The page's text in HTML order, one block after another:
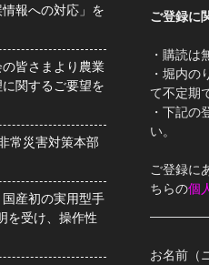
報への対応」を
皆さまより農業
関するご要望を
常災害対策本部
産初の実用型手
を受け、操作性
ご登録に
・購読は
・堀内
て不定期
・下記の
い。
ご登録に
ちらの個
お名前（